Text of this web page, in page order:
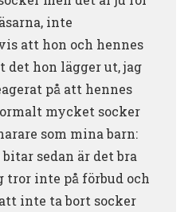
inte
att hon och hennes
det hon lägger ut, jag
på att hennes
mycket socker
som mina barn:
sedan är det bra
tror inte på förbud och
inte ta bort socker